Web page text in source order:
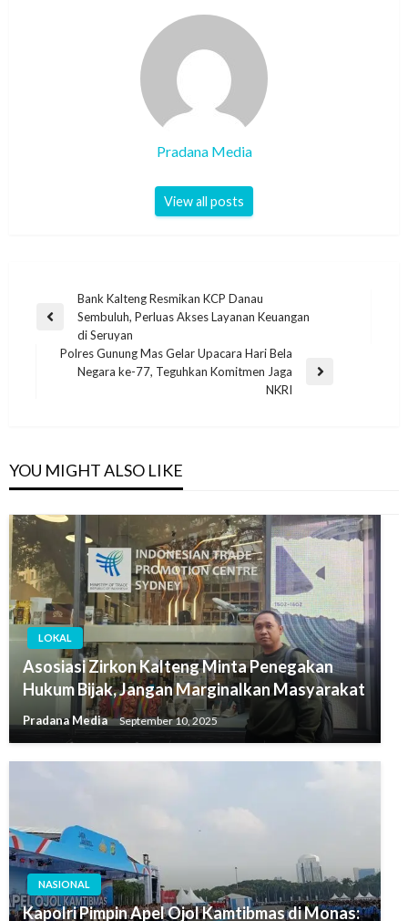
Pradana Media
View all posts
Bank Kalteng Resmikan KCP Danau
Sembuluh, Perluas Akses Layanan Keuangan
di Seruyan
Polres Gunung Mas Gelar Upacara Hari Bela
Negara ke-77, Teguhkan Komitmen Jaga
NKRI
YOU MIGHT ALSO LIKE
LOKAL
Asosiasi Zirkon Kalteng Minta Penegakan
Hukum Bijak, Jangan Marginalkan Masyarakat
Pradana Media September 10, 2025
NASIONAL
Kapolri Pimpin Apel Ojol Kamtibmas di Monas: